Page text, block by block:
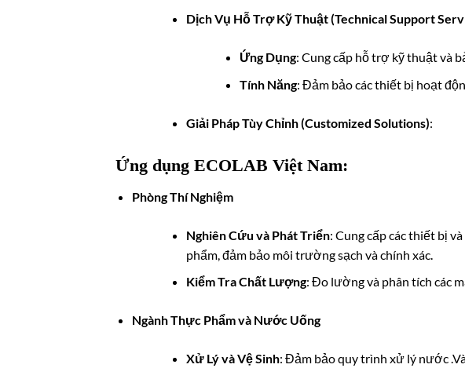
Dịch Vụ Hỗ Trợ Kỹ Thuật (Technical Support
Ứng Dụng: Cung cấp hỗ trợ kỹ thuật và
Tính Năng: Đảm bảo các thiết bị hoạt
Giải Pháp Tùy Chỉnh (Customized Solutions):
Ứng dụng ECOLAB Việt Nam:
Phòng Thí Nghiệm
Nghiên Cứu và Phát Triển: Cung cấp các thiết bị
phẩm, đảm bảo môi trường sạch và chính xác.
Kiểm Tra Chất Lượng: Đo lường và phân tích các
Ngành Thực Phẩm và Nước Uống
Xử Lý và Vệ Sinh: Đảm bảo quy trình xử lý nước